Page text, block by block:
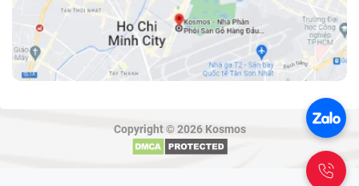
Copyright © 2026 Kosmos